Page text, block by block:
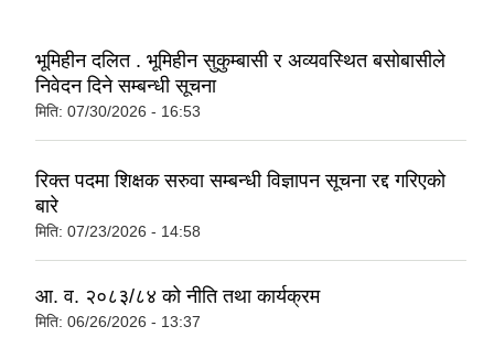
भूमिहीन दलित . भूमिहीन सुकुम्बासी र अव्यवस्थित बसोबासीले
निवेदन दिने सम्बन्धी सूचना
मिति: 07/30/2026 - 16:53
रिक्त पदमा शिक्षक सरुवा सम्बन्धी विज्ञापन सूचना रद्द गरिएको
बारे
मिति: 07/23/2026 - 14:58
आ. व. २०८३/८४ को नीति तथा कार्यक्रम
मिति: 06/26/2026 - 13:37